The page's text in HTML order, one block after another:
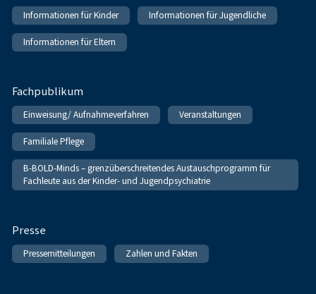
Informationen für Kinder Informationen für Jugendliche
Informationen für Eltern
Fachpublikum
Einweisung/ Aufnahmeverfahren Veranstaltungen
Familiale Pflege
B-BOLD-Minds – grenzüberschreitendes Austauschprogramm für
Fachleute aus der Kinder- und Jugendpsychiatrie
Presse
Pressemitteilungen Zahlen und Fakten